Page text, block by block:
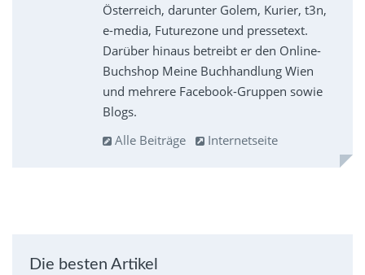
Österreich, darunter Golem, Kurier, t3n,
e-media, Futurezone und pressetext.
Darüber hinaus betreibt er den Online-
Buchshop Meine Buchhandlung Wien
und mehrere Facebook-Gruppen sowie
Blogs.
Alle Beiträge
Internetseite
Die besten Artikel